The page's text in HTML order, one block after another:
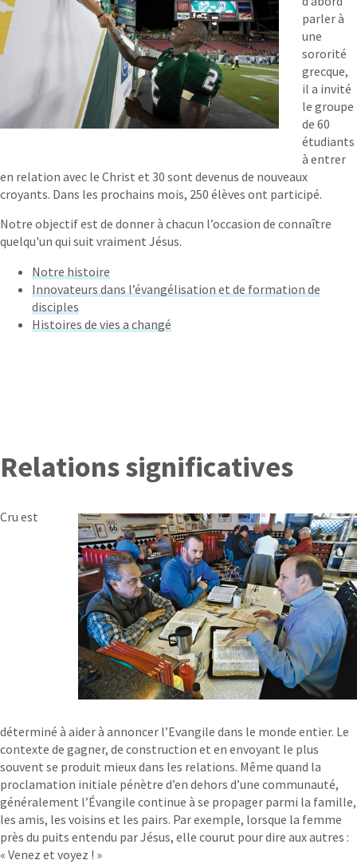
parler à
une
sororité
grecque,
il a invité
le groupe
de 60
étudiants
à entrer
en relation avec le Christ et 30 sont devenus de nouveaux
croyants. Dans les prochains mois, 250 élèves ont participé.
Notre objectif est de donner à chacun l’occasion de connaître
quelqu'un qui suit vraiment Jésus.
Notre histoire
Innovateurs dans l’évangélisation et de formation de
disciples
Histoires de vies a changé
Relations significatives
Cru est
déterminé à aider à annoncer l’Evangile dans le monde entier. Le
contexte de gagner, de construction et en envoyant le plus
souvent se produit mieux dans les relations. Même quand la
proclamation initiale pénètre d’en dehors d’une communauté,
généralement l’Évangile continue à se propager parmi la famille,
les amis, les voisins et les pairs. Par exemple, lorsque la femme
près du puits entendu par Jésus, elle courut pour dire aux autres :
« Venez et voyez ! »